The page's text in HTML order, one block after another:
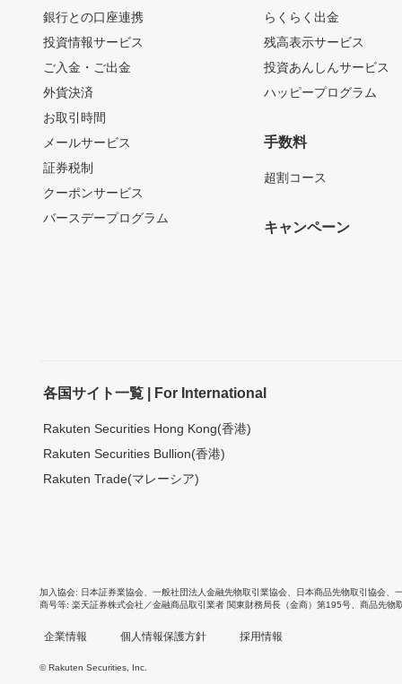
銀行との口座連携
投資情報サービス
ご入金・ご出金
外貨決済
お取引時間
メールサービス
証券税制
クーポンサービス
バースデープログラム
らくらく出金
残高表示サービス
投資あんしんサービス
ハッピープログラム
手数料
超割コース
キャンペーン
各国サイト一覧 | For International
Rakuten Securities Hong Kong(香港)
Rakuten Securities Bullion(香港)
Rakuten Trade(マレーシア)
加入協会 日本証券業協会 一般社団法人金融先物取引業協会 日本商品先物取引協会
商号等 楽天証券株式会社／金融商品取引業者 関東財務局長（金商）第195号、商品先物
企業情報 個人情報保護方針 採用情報
© Rakuten Securities, Inc.